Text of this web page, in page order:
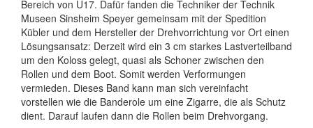
Bereich von U17. Dafür fanden die Techniker der Technik
Museen Sinsheim Speyer gemeinsam mit der Spedition
Kübler und dem Hersteller der Drehvorrichtung vor Ort einen
Lösungsansatz: Derzeit wird ein 3 cm starkes Lastverteilband
um den Koloss gelegt, quasi als Schoner zwischen den
Rollen und dem Boot. Somit werden Verformungen
vermieden. Dieses Band kann man sich vereinfacht
vorstellen wie die Banderole um eine Zigarre, die als Schutz
dient. Darauf laufen dann die Rollen beim Drehvorgang.